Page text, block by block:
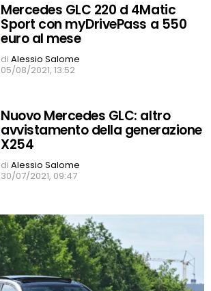
Mercedes GLC 220 d 4Matic
Sport con myDrivePass a 550
euro al mese
di Alessio Salome
05/08/2021, 13:52
Nuovo Mercedes GLC: altro
avvistamento della generazione
X254
di Alessio Salome
30/07/2021, 09:47